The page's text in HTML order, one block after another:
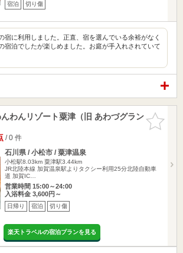
宿泊 切り傷
宿に利用しました。正直、宿を選んでいる余裕がなく
宿泊でしたが楽しめました。お庭が手入れされていて
お気に入
りに追加
わんリゾート粟津（旧 あわづグラン
/ 0 件
石川県 / 小松市 / 粟津温泉
小松駅8.03km 粟津駅3.44km
JR北陸本線 加賀温泉駅よりタクシー利用25分北陸自動車
道 加賀IC…
営業時間 15:00～24:00
入浴料金 3,600円～
日帰り 宿泊 切り傷
楽天トラベルの宿泊プランを見る